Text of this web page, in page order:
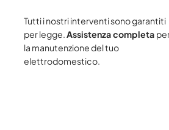
Tutti i nostri interventi sono garantiti
per legge.Assistenza completa
la manutenzione del tuo
elettrodomestico.